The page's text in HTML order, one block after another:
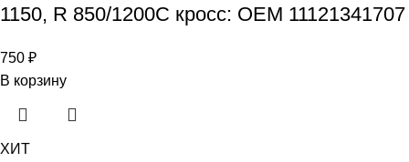
1150, R 850/1200C кросс: OEM 11121341707
750 ₽
В корзину
ХИТ